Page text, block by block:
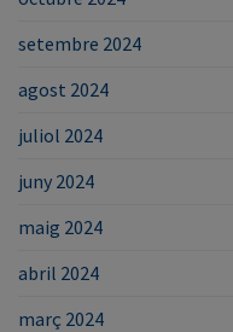
setembre 2024
agost 2024
juliol 2024
juny 2024
maig 2024
abril 2024
març 2024